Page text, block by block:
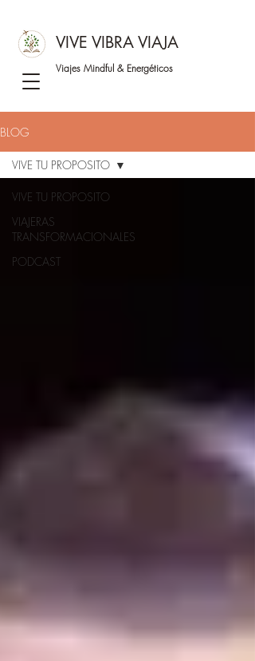
VIVE VIBRA VIAJA
Viajes Mindful & Energéticos
BLOG
VIVE TU PROPOSITO
VIAJERAS
TRANSFORMACIONALES
PODCAST
VIVE TU PROPOSITO